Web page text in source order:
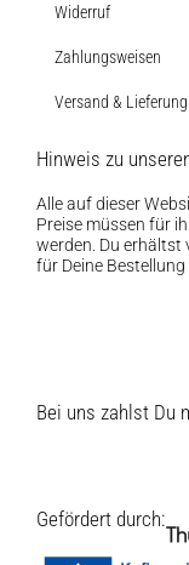
Widerruf
Zahlungsweisen
Versand & Lieferung
Hinweis zu
Alle auf dieser
Preise müssen für
werden. Du erhältst
für Deine Bestellung
Bei uns zahlst Du
Gefördert durch: